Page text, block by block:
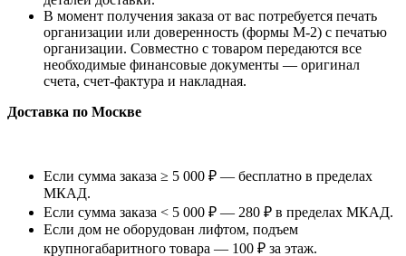
В момент получения заказа от вас потребуется печать
организации или доверенность (формы М-2) с печатью
организации. Совместно с товаром передаются все
необходимые финансовые документы — оригинал
счета, счет-фактура и накладная.
Доставка по Москве
Если сумма заказа ≥ 5 000 ₽ — бесплатно в пределах
МКАД.
Если сумма заказа < 5 000 ₽ — 280 ₽ в пределах МКАД.
Если дом не оборудован лифтом, подъем
крупногабаритного товара — 100 ₽ за этаж.